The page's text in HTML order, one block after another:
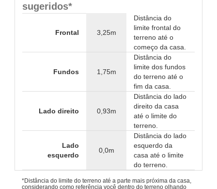
sugeridos*
Frontal 3,25m
Distância do
limite frontal do
terreno até o
começo da casa.
Fundos 1,75m
Distância do
limite dos fundos
do terreno até o
fim da casa.
Lado direito 0,93m
Distância do lado
direito da casa
até o limite do
terreno.
Lado
esquerdo
0,0m
Distância do lado
esquerdo da
casa até o limite
do terreno.
*Distância do limite do terreno até a parte mais próxima da casa,
considerando como referência você dentro do terreno olhando